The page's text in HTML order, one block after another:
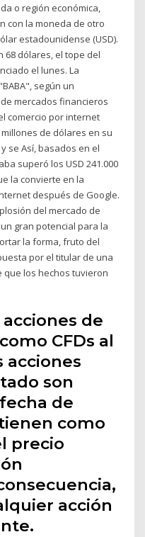
o región económica,
con la moneda de otro
estadounidense (USD).
68 dólares, el tope del
el lunes. La
según un
mercados financieros
comercio por internet
de dólares en su
se Así, basados en el
superó los USD 241.000
la convierte en la
después de Google.
del mercado de
gran potencial para la
la forma, fruto del
por el titular de una
que los hechos tuvieron
de
CFDs al
acciones
son
de
como
precio
acción